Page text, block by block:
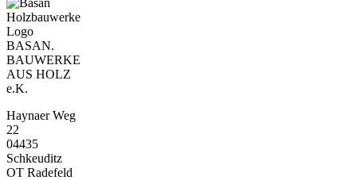
BASAN.
BAUWERKE
AUS HOLZ
e.K.
Haynaer Weg
22
04435
Schkeuditz
OT Radefeld